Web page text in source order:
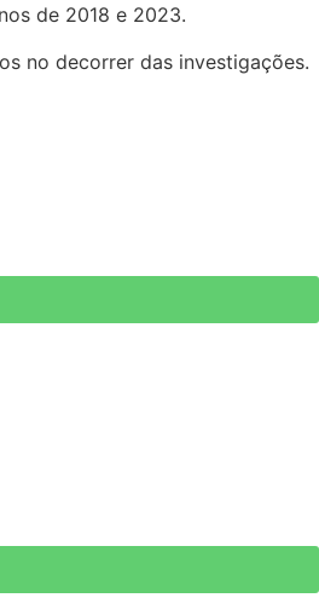
de 2018 e 2023.
no decorrer das investigações.